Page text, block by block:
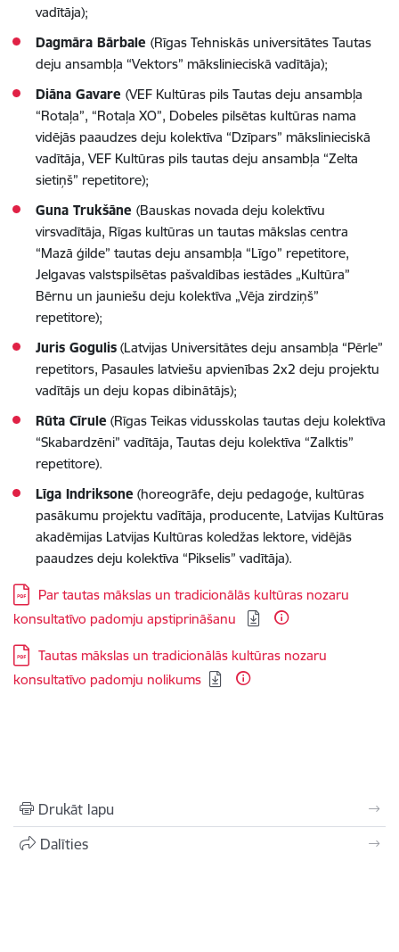
vadītāja);
Dagmāra Bārbale (Rīgas Tehniskās universitātes Tautas
deju ansambļa “Vektors” mākslinieciskā vadītāja);
Diāna Gavare (VEF Kultūras pils Tautas deju ansambļa
“Rotaļa”, “Rotaļa XO”, Dobeles pilsētas kultūras nama
vidējās paaudzes deju kolektīva “Dzīpars” mākslinieciskā
vadītāja, VEF Kultūras pils tautas deju ansambļa “Zelta
sietiņš” repetitore);
Guna Trukšāne (Bauskas novada deju kolektīvu
virsvadītāja, Rīgas kultūras un tautas mākslas centra
“Mazā ģilde” tautas deju ansambļa “Līgo” repetitore,
Jelgavas valstspilsētas pašvaldības iestādes „Kultūra”
Bērnu un jauniešu deju kolektīva „Vēja zirdziņš”
repetitore);
Juris Gogulis (Latvijas Universitātes deju ansambļa “Pērle”
repetitors, Pasaules latviešu apvienības 2x2 deju projektu
vadītājs un deju kopas dibinātājs);
Rūta Cīrule (Rīgas Teikas vidusskolas tautas deju kolektīva
“Skabardzēni” vadītāja, Tautas deju kolektīva “Zalktis”
repetitore).
Līga Indriksone (horeogrāfe, deju pedagoģe, kultūras
pasākumu projektu vadītāja, producente, Latvijas Kultūras
akadēmijas Latvijas Kultūras koledžas lektore, vidējās
paaudzes deju kolektīva “Pikselis” vadītāja).
Lejupielādēt:
Par tautas mākslas un tradicionālās kultūras nozaru
konsultatīvo padomju apstiprināšanu
Lejupielādēt:
Tautas mākslas un tradicionālās kultūras nozaru
konsultatīvo padomju nolikums
Drukāt lapu
Dalīties